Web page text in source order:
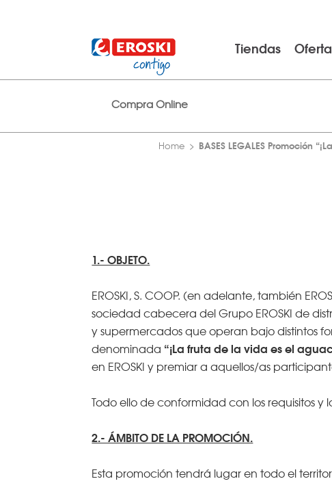
Tiendas
Compra Online
Home BASES LEGALES Promoción
1.- OBJETO.
EROSKI, S. COOP. (en adelante, también
sociedad cabecera del Grupo EROSKI de
y supermercados que operan bajo distintos
denominada “¡La fruta de la vida es el
en EROSKI y premiar a aquellos/as
Todo ello de conformidad con los requisitos
2.- ÁMBITO DE LA PROMOCIÓN.
Esta promoción tendrá lugar en todo el